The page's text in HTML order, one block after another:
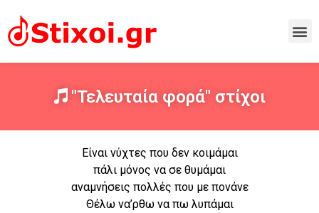
"Τελευταία φορά" στίχοι
Είναι νύχτες που δεν κοιμάμαι
πάλι μόνος να σε θυμάμαι
αναμνήσεις πολλές που με πονάνε
Θέλω να’ρθω να πω λυπάμαι